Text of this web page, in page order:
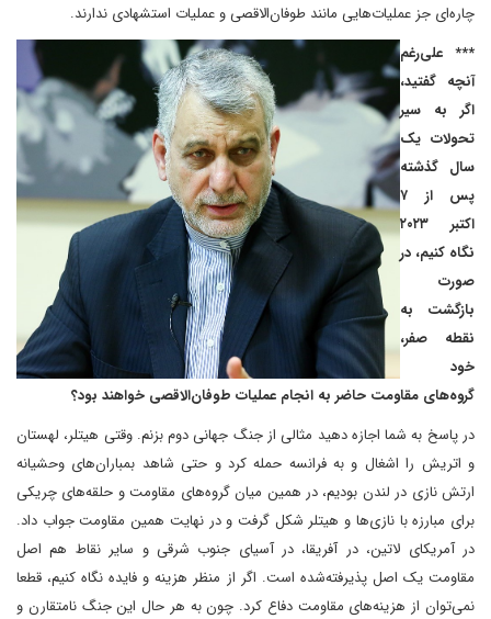
چاره‌ای جز عملیات‌هایی مانند طوفان‌الاقصی و عملیات استشهادی ندارند.
*** علی‌رغم
آنچه گفتید،
اگر به سیر
تحولات یک
سال گذشته
پس از ۷
اکتبر ۲۰۲۳
نگاه کنیم، در
صورت
بازگشت به
نقطه صفر،
خود
گروه‌های مقاومت حاضر به انجام عملیات طوفان‌الاقصی خواهند بود؟
در پاسخ به شما اجازه دهید مثالی از جنگ جهانی دوم بزنم. وقتی هیتلر، لهستان
و اتریش را اشغال و به فرانسه حمله کرد و حتی شاهد بمباران‌های وحشیانه
ارتش نازی در لندن بودیم، در همین میان گروه‌های مقاومت و حلقه‌های چریکی
برای مبارزه با نازی‌ها و هیتلر شکل گرفت و در نهایت همین مقاومت جواب داد.
در آمریکای لاتین، در آفریقا، در آسیای جنوب شرقی و سایر نقاط هم اصل
مقاومت یک اصل پذیرفته‌شده است. اگر از منظر هزینه و فایده نگاه کنیم، قطعا
نمی‌توان از هزینه‌های مقاومت دفاع کرد. چون به هر حال این جنگ نامتقارن و